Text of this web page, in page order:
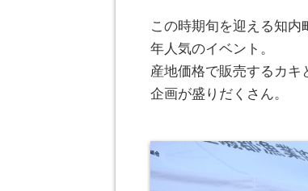
この時期旬を迎える知内
年人気のイベント。
産地価格で販売するカキ
企画が盛りだくさん。